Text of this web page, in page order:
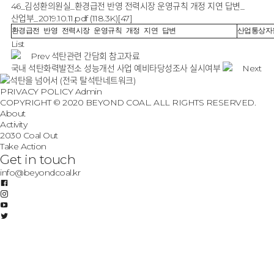
46_김성환의원실_환경급전 반영 전력시장 운영규칙 개정 지연 답변_
산업부_2019.10.11.pdf(118.3K)[47]
환경급전 반영 전력시장 운영규칙 개정 지연 답변 산업통상자
List
Prev 석탄관련 간담회 참고자료
국내 석탄화력발전소 성능개선 사업 예비타당성조사 실시여부
Next
PRIVACY POLICY Admin
COPYRIGHT © 2020 BEYOND COAL. ALL RIGHTS RESERVED.
About
Activity
2030 Coal Out
Take Action
Get in touch
info@beyondcoal.kr